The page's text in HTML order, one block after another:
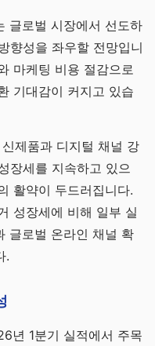
글로벌 시장에서 선도하
향성을 좌우할 전망입니
마케팅 비용 절감으로
기대감이 커지고 있습
제품과 디지털 채널 강
장세를 지속하고 있으
활약이 두드러집니다.
성장세에 비해 일부 실
글로벌 온라인 채널 확
.
년 1분기 실적에서 주목